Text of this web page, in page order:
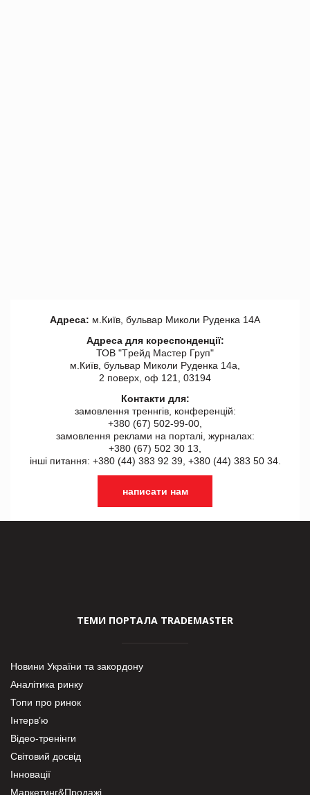
Адреса: м.Київ, бульвар Миколи Руденка 14А
Адреса для кореспонденції:
ТОВ "Tрейд Мастер Груп"
м.Київ, бульвар Миколи Руденка 14а,
2 поверх, оф 121, 03194
Контакти для:
замовлення треннгів, конференцій:
+380 (67) 502-99-00,
замовлення реклами на порталі, журналах:
+380 (67) 502 30 13,
інші питання: +380 (44) 383 92 39, +380 (44) 383 50 34.
написати нам
ТЕМИ ПОРТАЛА TRADEMASTER
Новини України та закордону
Аналітика ринку
Топи про ринок
Інтерв’ю
Відео-тренінги
Світовий досвід
Інновації
Маркетинг&Продажі